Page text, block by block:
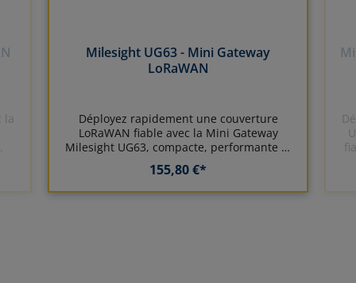
la
Milesight UG63 - Mini Gateway
LoRaWAN
Déployez rapidement une couverture
LoRaWAN fiable avec la Mini Gateway
Milesight UG63, compacte, performante et
155,80 €*